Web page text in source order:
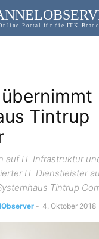
Portal für die ITK-
Tintrup
auf IT-Infrastruktur
IT-Dienstleister
Tintrup
- 4. Oktober 2018